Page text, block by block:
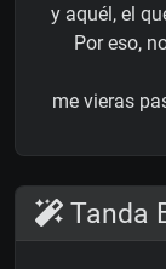
y aquél, el
Por eso,
me vieras
Tanda